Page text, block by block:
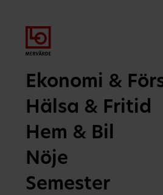
Ekonomi &
Hälsa & Fritid
Hem & Bil
Nöje
Semester